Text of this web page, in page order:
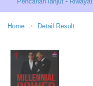
Home Detail Result